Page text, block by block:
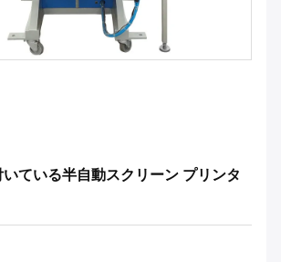
ている半自動スクリーン プリンタ